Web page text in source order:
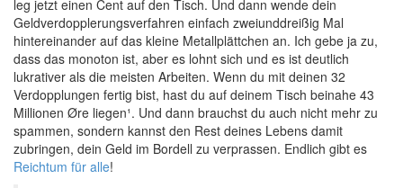
leg jetzt einen Cent auf den Tisch. Und dann wende dein
Geldverdopplerungsverfahren einfach zweiunddreißig Mal
hintereinander auf das kleine Metallplättchen an. Ich gebe ja zu,
dass das monoton ist, aber es lohnt sich und es ist deutlich
lukrativer als die meisten Arbeiten. Wenn du mit deinen 32
Verdopplungen fertig bist, hast du auf deinem Tisch beinahe 43
Millionen Øre liegen¹. Und dann brauchst du auch nicht mehr zu
spammen, sondern kannst den Rest deines Lebens damit
zubringen, dein Geld im Bordell zu verprassen. Endlich gibt es
Reichtum für alle!